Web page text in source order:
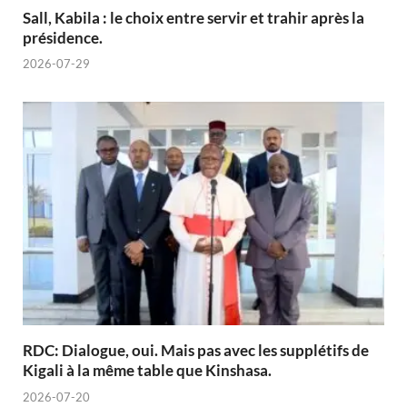
Sall, Kabila : le choix entre servir et trahir après la
présidence.
2026-07-29
RDC: Dialogue, oui. Mais pas avec les supplétifs de
Kigali à la même table que Kinshasa.
2026-07-20